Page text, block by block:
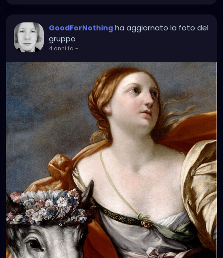
GoodForNothing ha aggiornato la foto del
gruppo
4 anni fa -